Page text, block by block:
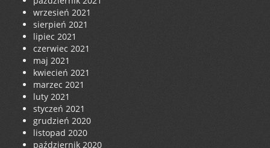
wrzesień 2021
sierpień 2021
lipiec 2021
czerwiec 2021
maj 2021
kwiecień 2021
marzec 2021
luty 2021
styczeń 2021
grudzień 2020
listopad 2020
październik 2020